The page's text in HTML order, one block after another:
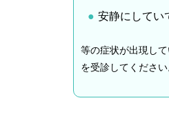
安静にしてい
等の症状が出現し
を受診してください